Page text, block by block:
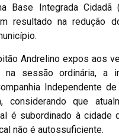
Base Integrada Cidadã
resultado na redução
Andrelino expos aos
na sessão ordinária, a
Independente
considerando que
é subordinado à cidade
não é autossuficiente.